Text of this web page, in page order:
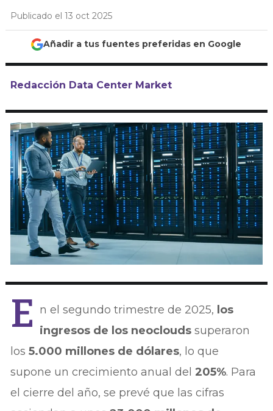
Publicado el 13 oct 2025
Añadir a tus fuentes preferidas en Google
Redacción Data Center Market
E n el segundo trimestre de 2025, los
ingresos de los neoclouds superaron
los5.000 millones de dólares, lo que
supone un crecimiento anual del205%. Para
el cierre del año, se prevé que las cifras